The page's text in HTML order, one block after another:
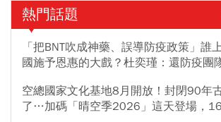
熱門話題
「把BNT吹成神藥、誤導防疫政策」誰
國施予恩惠的大戲？杜奕瑾：還防疫團
空總國家文化基地8月開放！封閉90年
了…加碼「晴空季2026」這天登場，